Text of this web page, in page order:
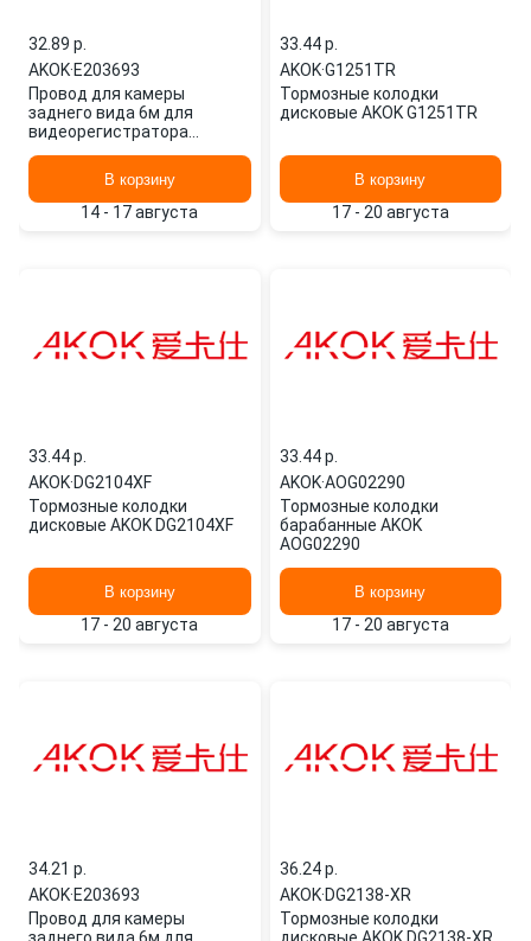
32.89 p.
AKOK·E203693
Провод для камеры
заднего вида 6м для
видеорегистратора
В корзину
14 - 17 августа
33.44 p.
AKOK·G1251TR
Тормозные колодки
дисковые AKOK G1251TR
В корзину
17 - 20 августа
33.44 p.
AKOK·DG2104XF
Тормозные колодки
дисковые AKOK DG2104XF
В корзину
17 - 20 августа
33.44 p.
AKOK·AOG02290
Тормозные колодки
барабанные AKOK
AOG02290
В корзину
17 - 20 августа
34.21 p.
AKOK·E203693
Провод для камеры
36.24 p.
AKOK·DG2138-XR
Тормозные колодки